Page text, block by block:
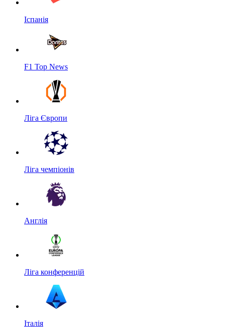
Іспанія
F1 Top News
Ліга Європи
Ліга чемпіонів
Англія
Ліга конференцій
Італія